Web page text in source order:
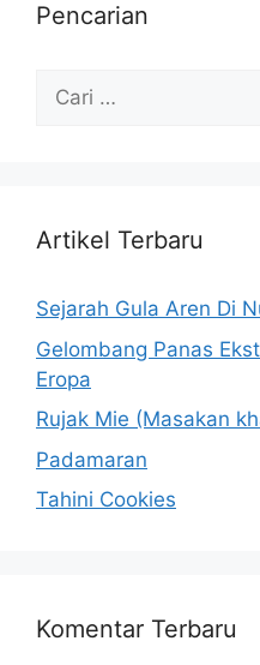
Pencarian
Artikel Terbaru
Sejarah Gula Aren Di
Gelombang Panas
Eropa
Rujak Mie (Masakan
Padamaran
Tahini Cookies
Komentar Terbaru